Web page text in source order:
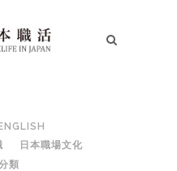
日本職場文化
類